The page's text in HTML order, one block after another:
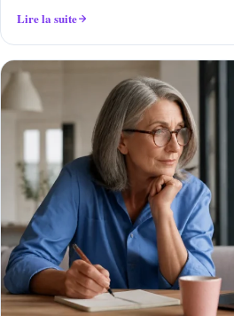
Lire la suite